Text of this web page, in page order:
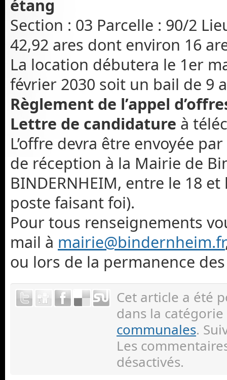
étang
Section : 03 Parcelle : 90/2
42,92 ares dont environ 16
La location débutera le 1er
février 2030 soit un bail de 9
Règlement de l’appel
Lettre de candidature à
L’offre devra être envoyée
de réception à la Mairie de
BINDERNHEIM, entre le 18
poste faisant foi).
Pour tous renseignements
mail à mairie@bindernheim.fr
ou lors de la permanence
Cet article a été
dans la catégorie
communales.
Les
désactivés.